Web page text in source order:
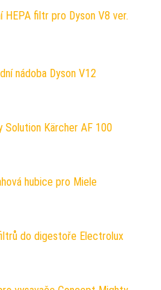
HEPA filtr pro Dyson V8 ver.
nádoba Dyson V12
Solution Kärcher AF 100
hubice pro Miele
do digestoře Electrolux